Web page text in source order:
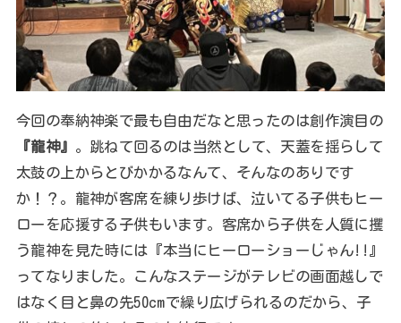
今回の奉納神楽で最も自由だなと思ったのは創作演目の
『龍神』 。跳ねて回るのは当然として、天蓋を揺らして
太鼓の上からとびかかるなんて、そんなのありです
か！？。龍神が客席を練り歩けば、泣いてる子供もヒー
ローを応援する子供もいます。客席から子供を人質に攫
う龍神を見た時には『本当にヒーローショーじゃん!!』
ってなりました。こんなステージがテレビの画面越しで
はなく目と鼻の先50cmで繰り広げられるのだから、子